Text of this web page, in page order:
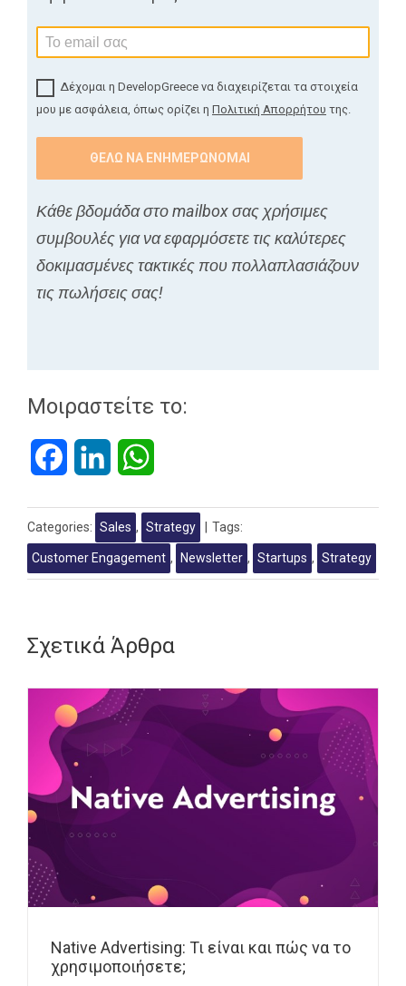
Δέχομαι η DevelopGreece να διαχειρίζεται τα στοιχεία
μου με ασφάλεια, όπως ορίζει η Πολιτική Απορρήτου της.
Κάθε βδομάδα στο mailbox σας χρήσιμες
συμβουλές για να εφαρμόσετε τις καλύτερες
δοκιμασμένες τακτικές που πολλαπλασιάζουν
τις πωλήσεις σας!
Μοιραστείτε το:
FacebookLinkedIn
Categories: Sales , Strategy Tags:
Customer Engagement , Newsletter , Startups , Strategy
Σχετικά Άρθρα
Native Advertising: Τι είναι και πώς να το
χρησιμοποιήσετε;